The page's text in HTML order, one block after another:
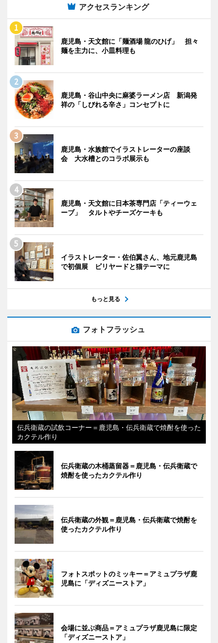
アクセスランキング
鹿児島・天文館に「麺酒場 龍のひげ」 担々
麺を主力に、小皿料理も
鹿児島・谷山中央に麻婆ラーメン店 新潟発
祥の「しびれる辛さ」コンセプトに
鹿児島・水族館でイラストレーターの座談
会 大水槽とのコラボ展示も
鹿児島・天文館に日本茶専門店「ティーウェ
ーブ」 タルトやチーズケーキも
イラストレーター・佐伯翼さん、地元鹿児島
で初個展 ビリヤードと猫テーマに
もっと見る
フォトフラッシュ
伝兵衛蔵の試飲コーナー＝鹿児島・伝兵衛蔵で焼酎を使った
カクテル作り
伝兵衛蔵の木桶蒸留器＝鹿児島・伝兵衛蔵で
焼酎を使ったカクテル作り
伝兵衛蔵の外観＝鹿児島・伝兵衛蔵で焼酎を
使ったカクテル作り
フォトスポットのミッキー＝アミュプラザ鹿
児島に「ディズニーストア」
会場に並ぶ商品＝アミュプラザ鹿児島に限定
「ディズニーストア」